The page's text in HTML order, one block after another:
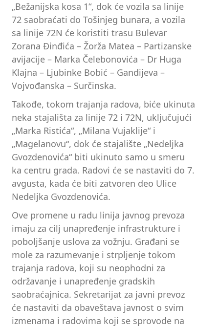
„Bežanijska kosa 1“, dok će vozila sa linije
72 saobraćati do Tošinjeg bunara, a vozila
sa linije 72N će koristiti trasu Bulevar
Zorana Đinđića – Žorža Matea – Partizanske
avijacije – Marka Čelebonovića – Dr Huga
Klajna – Ljubinke Bobić – Gandijeva –
Vojvođanska – Surčinska.
Takođe, tokom trajanja radova, biće ukinuta
neka stajališta za linije 72 i 72N, uključujući
„Marka Ristića“, „Milana Vujaklije“ i
„Magelanovu“, dok će stajalište „Nedeljka
Gvozdenovića“ biti ukinuto samo u smeru
ka centru grada. Radovi će se nastaviti do 7.
avgusta, kada će biti zatvoren deo Ulice
Nedeljka Gvozdenovića.
Ove promene u radu linija javnog prevoza
imaju za cilj unapređenje infrastrukture i
poboljšanje uslova za vožnju. Građani se
mole za razumevanje i strpljenje tokom
trajanja radova, koji su neophodni za
održavanje i unapređenje gradskih
saobraćajnica. Sekretarijat za javni prevoz
će nastaviti da obaveštava javnost o svim
izmenama i radovima koji se sprovode na